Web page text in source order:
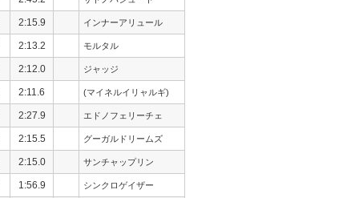
2:15.9 インナーアリュール
2:13.2 モルタル
2:12.0 ジャッジ
2:11.6 (マイネルイリャルギ)
2:27.9 エドノフェリーチェ
2:15.5 グーガルドリームズ
2:15.0 サンチャップリン
1:56.9 シンクロゲイザー